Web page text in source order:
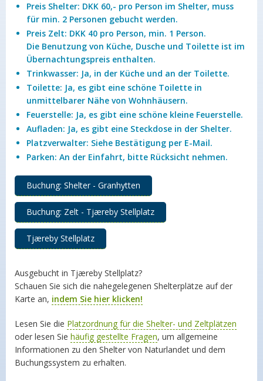
Preis Shelter: DKK 60,- pro Person im Shelter, muss
für min. 2 Personen gebucht werden.
Preis Zelt: DKK 40 pro Person, min. 1 Person.
Die Benutzung von Küche, Dusche und Toilette ist im
Übernachtungspreis enthalten.
Trinkwasser: Ja, in der Küche und an der Toilette.
Toilette: Ja, es gibt eine schöne Toilette in
unmittelbarer Nähe von Wohnhäusern.
Feuerstelle: Ja, es gibt eine schöne kleine Feuerstelle.
Aufladen: Ja, es gibt eine Steckdose in der Shelter.
Platzverwalter: Siehe Bestätigung per E-Mail.
Parken: An der Einfahrt, bitte Rücksicht nehmen.
Buchung: Shelter - Granhytten
Buchung: Zelt - Tjæreby Stellplatz
Tjæreby Stellplatz
Ausgebucht in Tjæreby Stellplatz?
Schauen Sie sich die nahegelegenen Shelterplätze auf der
Karte an, indem Sie hier klicken!
Lesen Sie die Platzordnung für die Shelter- und Zeltplätzen
oder lesen Sie häufig gestellte Fragen, um allgemeine
Informationen zu den Shelter von Naturlandet und dem
Buchungssystem zu erhalten.